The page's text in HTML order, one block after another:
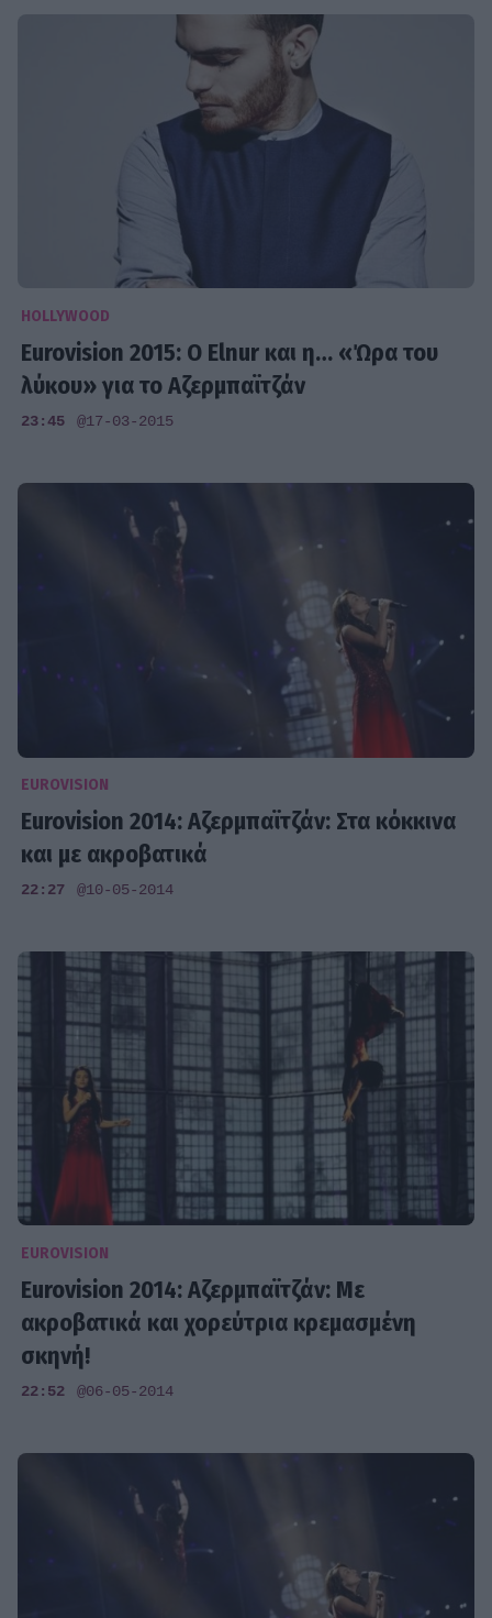
HOLLYWOOD
Eurovision 2015: Ο Elnur και η… «Ώρα του
λύκου» για το Αζερμπαϊτζάν
23:45 @17-03-2015
EUROVISION
Eurovision 2014: Αζερμπαϊτζάν: Στα κόκκινα
και με ακροβατικά
22:27 @10-05-2014
EUROVISION
Eurovision 2014: Αζερμπαϊτζάν: Με
ακροβατικά και χορεύτρια κρεμασμένη
σκηνή!
22:52 @06-05-2014